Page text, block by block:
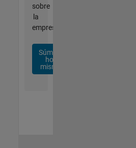
sobre
la
empresa.
Súmese
hoy
mismo